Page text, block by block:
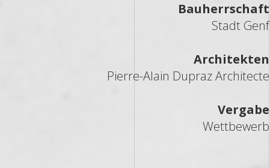
Bauherrschaft
Stadt Genf
Architekten
Pierre-Alain Dupraz Architecte
Vergabe
Wettbewerb